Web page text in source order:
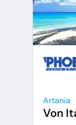
Artania
Von